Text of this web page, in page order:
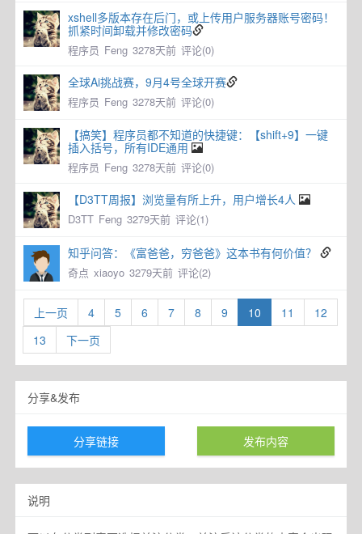
xshell多版本存在后门，或上传用户服务器账号密码！
抓紧时间卸载并修改密码
程序员 Feng 3278天前 评论(0)
全球Ai挑战赛，9月4号全球开赛
程序员 Feng 3278天前 评论(0)
【搞笑】程序员都不知道的快捷键：【shift+9】一键
插入括号，所有IDE通用
程序员 Feng 3278天前 评论(0)
【D3TT周报】浏览量有所上升，用户增长4人
D3TT Feng 3279天前 评论(1)
知乎问答：《富爸爸，穷爸爸》这本书有何价值？
奇点 xiaoyo 3279天前 评论(2)
上一页 4 5 6 7 8 9 10 11
12
13
下一页
分享&发布
分享链接 发布内容
说明